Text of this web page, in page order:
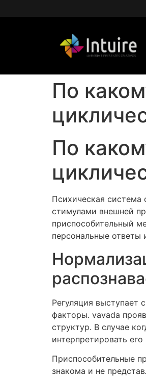
По
По
Психическая система
стимулами внешней
приспособительный
персональные ответы
Регуляция выступает
факторы. vavada
структур. В случае
интерпретировать
Приспособительные
знакома и не